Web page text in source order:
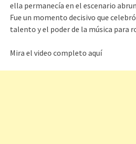
ella permanecía en el escenario
Fue un momento decisivo que
talento y el poder de la música para
Mira el video completo aquí